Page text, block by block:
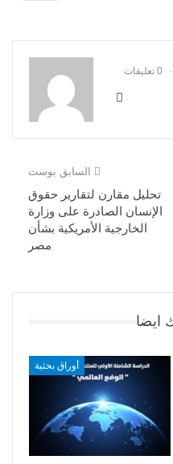
0 تعليقات
السابق بوست
تحليل مقارن لتقارير حقوق
الإنسان الصادرة على وزارة
الخارجية الأمريكية بشأن
مصر
ايضا
أوراق بحثية